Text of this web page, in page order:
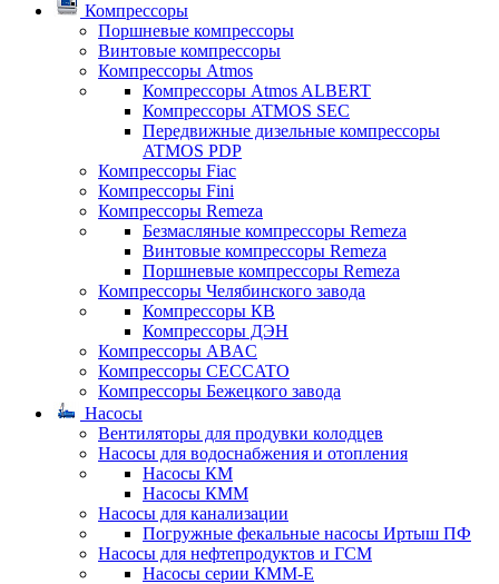
Компрессоры
Поршневые компрессоры
Винтовые компрессоры
Компрессоры Atmos
Компрессоры Atmos ALBERT
Компрессоры ATMOS SEC
Передвижные дизельные компрессоры
ATMOS PDP
Компрессоры Fiac
Компрессоры Fini
Компрессоры Remeza
Безмасляные компрессоры Remeza
Винтовые компрессоры Remeza
Поршневые компрессоры Remeza
Компрессоры Челябинского завода
Компрессоры КВ
Компрессоры ДЭН
Компрессоры ABAC
Компрессоры CECCATO
Компрессоры Бежецкого завода
Насосы
Вентиляторы для продувки колодцев
Насосы для водоснабжения и отопления
Насосы КМ
Насосы КММ
Насосы для канализации
Погружные фекальные насосы Иртыш ПФ
Насосы для нефтепродуктов и ГСМ
Насосы серии КММ-Е